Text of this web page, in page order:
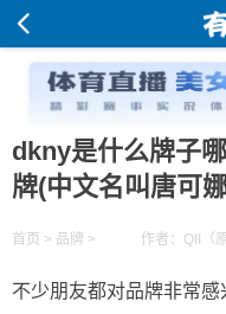
dkny是什么牌子
牌(中文名叫唐可
首页 > 品牌 > 作者：QII（
不少朋友都对品牌非常